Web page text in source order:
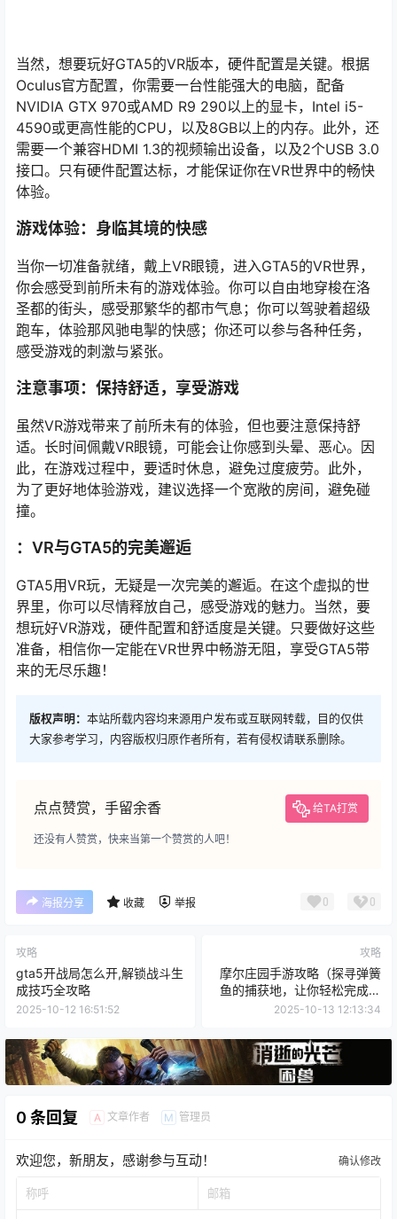
当然，想要玩好GTA5的VR版本，硬件配置是关键。根据
Oculus官方配置，你需要一台性能强大的电脑，配备
NVIDIA GTX 970或AMD R9 290以上的显卡，Intel i5-
4590或更高性能的CPU，以及8GB以上的内存。此外，还
需要一个兼容HDMI 1.3的视频输出设备，以及2个USB 3.0
接口。只有硬件配置达标，才能保证你在VR世界中的畅快
体验。
游戏体验：身临其境的快感
当你一切准备就绪，戴上VR眼镜，进入GTA5的VR世界，
你会感受到前所未有的游戏体验。你可以自由地穿梭在洛
圣都的街头，感受那繁华的都市气息；你可以驾驶着超级
跑车，体验那风驰电掣的快感；你还可以参与各种任务，
感受游戏的刺激与紧张。
注意事项：保持舒适，享受游戏
虽然VR游戏带来了前所未有的体验，但也要注意保持舒
适。长时间佩戴VR眼镜，可能会让你感到头晕、恶心。因
此，在游戏过程中，要适时休息，避免过度疲劳。此外，
为了更好地体验游戏，建议选择一个宽敞的房间，避免碰
撞。
：VR与GTA5的完美邂逅
GTA5用VR玩，无疑是一次完美的邂逅。在这个虚拟的世
界里，你可以尽情释放自己，感受游戏的魅力。当然，要
想玩好VR游戏，硬件配置和舒适度是关键。只要做好这些
准备，相信你一定能在VR世界中畅游无阻，享受GTA5带
来的无尽乐趣！
版权声明： 本站所载内容均来源用户发布或互联网转载，目的仅供
大家参考学习，内容版权归原作者所有，若有侵权请联系删除。
点点赞赏，手留余香 给TA打赏
还没有人赞赏，快来当第一个赞赏的人吧！
海报分享 收藏 举报 0 0
攻略
gta5开战局怎么开,解锁战斗生
成技巧全攻略
2025-10-12 16:51:52
攻略
摩尔庄园手游攻略（探寻弹簧
鱼的捕获地，让你轻松完成任
务）
2025-10-13 12:13:34
0 条回复 A 文章作者 M 管理员
欢迎您，新朋友，感谢参与互动！ 确认修改